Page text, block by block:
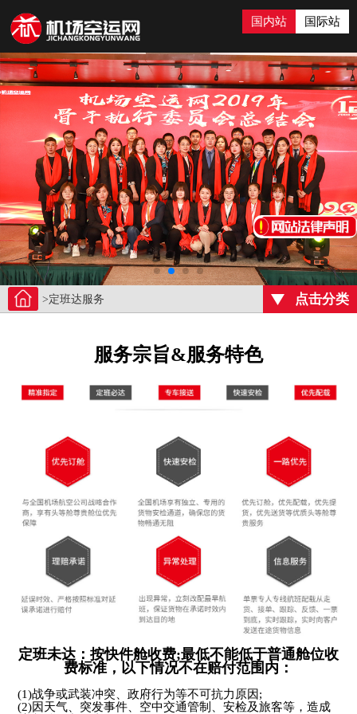
国内站 国际站
>定班达服务 点击分类
服务宗旨&服务特色
定班未达：按快件舱收费;最低不能低于普通舱位收
费标准，以下情况不在赔付范围内：
(1)战争或武装冲突、政府行为等不可抗力原因;
(2)因天气、突发事件、空中交通管制、安检及旅客等，造成